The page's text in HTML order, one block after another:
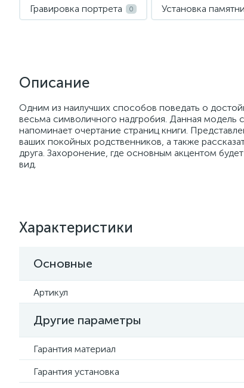
Гравировка портрета 0 Установка
Описание
Одним из наилучших способов поведать о
весьма символичного надгробия. Данная
напоминает очертание страниц книги.
ваших покойных родственников, а также
друга. Захоронение, где основным акцентом
вид.
Характеристики
Основные
Артикул
Другие параметры
Гарантия материал
Гарантия установка